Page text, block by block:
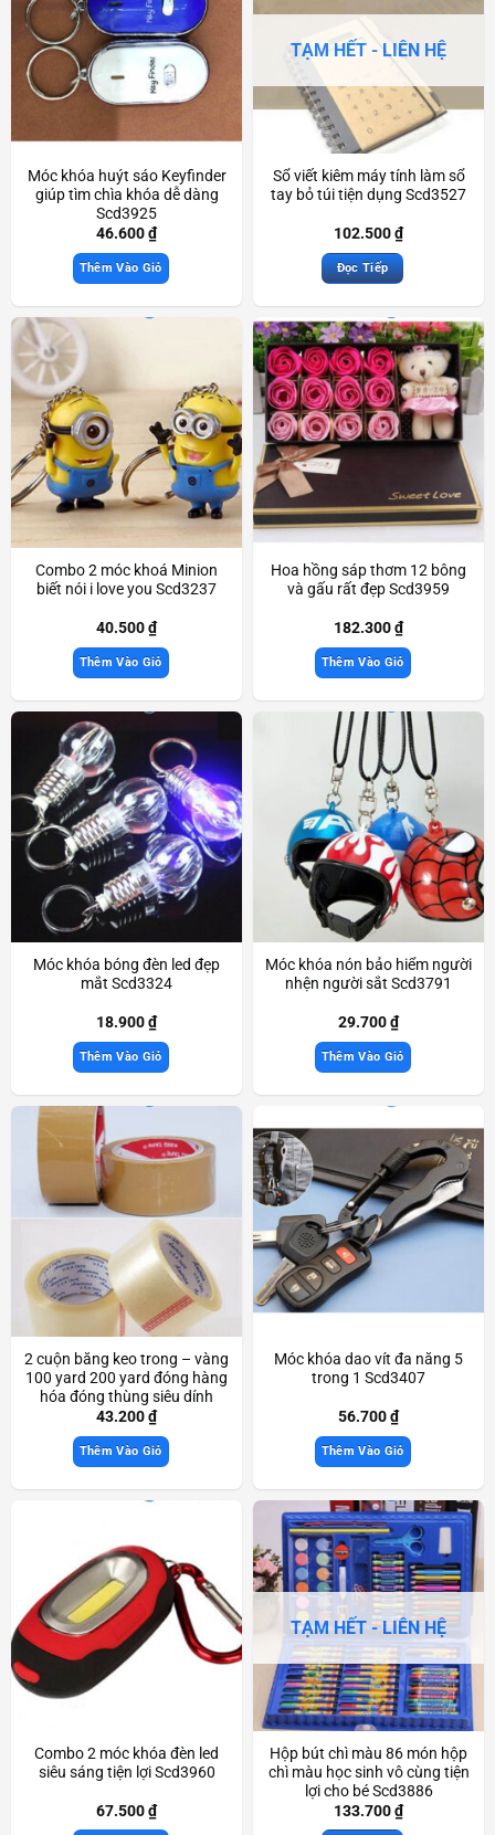
Móc khóa huýt sáo Keyfinder
giúp tìm chìa khóa dễ dàng
Scd3925
46.600₫
Thêm Vào Giỏ
TẠM HẾT - LIÊN HỆ
Sổ viết kiêm máy tính làm sổ
tay bỏ túi tiện dụng Scd3527
102.500₫
Đọc Tiếp
Combo 2 móc khoá Minion
biết nói i love you Scd3237
40.500₫
Thêm Vào Giỏ
Hoa hồng sáp thơm 12 bông
và gấu rất đẹp Scd3959
182.300₫
Thêm Vào Giỏ
Móc khóa bóng đèn led đẹp
mắt Scd3324
18.900₫
Thêm Vào Giỏ
Móc khóa nón bảo hiểm người
nhện người sắt Scd3791
29.700₫
Thêm Vào Giỏ
2 cuộn băng keo trong – vàng
100 yard 200 yard đóng hàng
hóa đóng thùng siêu dính
Scd3933
43.200₫
Thêm Vào Giỏ
Móc khóa dao vít đa năng 5
trong 1 Scd3407
56.700₫
Thêm Vào Giỏ
Combo 2 móc khóa đèn led
siêu sáng tiện lợi Scd3960
67.500₫
TẠM HẾT - LIÊN HỆ
Hộp bút chì màu 86 món hộp
chì màu học sinh vô cùng tiện
lợi cho bé Scd3886
133.700₫